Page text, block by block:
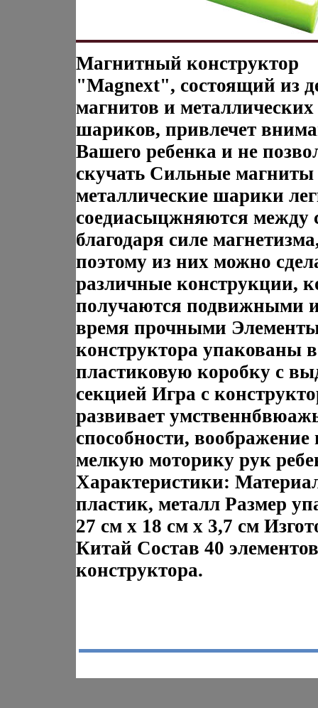
Магнитный конструктор
"Magnext", состоящий из
магнитов и металлических
шариков, привлечет
Вашего ребенка и не
скучать Сильные магниты
металлические шарики
соедиасыцжняются между
благодаря силе
поэтому из них можно
различные конструкции,
получаются подвижными
время прочными
конструктора упакованы в
пластиковую коробку с
секцией Игра с
развивает
способности, воображение
мелкую моторику рук
Характеристики:
пластик, металл Размер
27 см x 18 см x 3,7 см
Китай Состав 40 элементов
конструктора.